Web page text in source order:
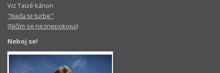
Viz Taizé kánon
"Nada te turbe"
(Ničím se neznepokojuj)
Neboj se!